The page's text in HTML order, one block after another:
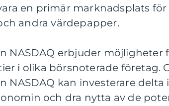
en primär marknadsplats
andra värdepapper.
NASDAQ erbjuder möjligheter
i olika börsnoterade företag.
NASDAQ kan investerare
och dra nytta av de